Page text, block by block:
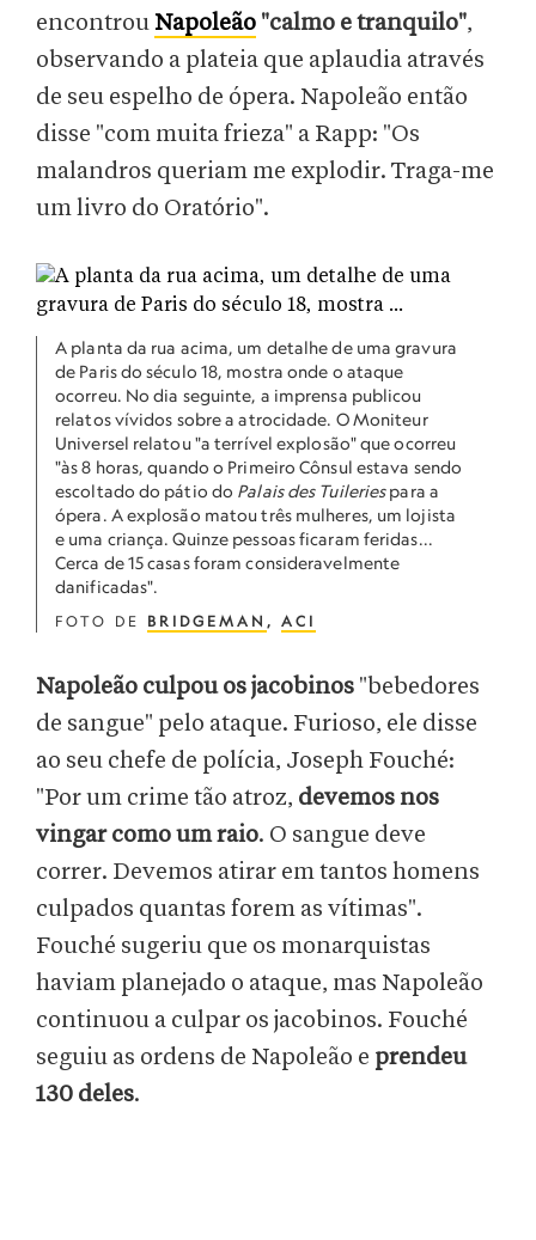
encontrou Napoleão "calmo e tranquilo",
observando a plateia que aplaudia através
de seu espelho de ópera. Napoleão então
disse "com muita frieza" a Rapp: "Os
malandros queriam me explodir. Traga-me
um livro do Oratório".
A planta da rua acima, um detalhe de uma gravura
de Paris do século 18, mostra onde o ataque
ocorreu. No dia seguinte, a imprensa publicou
relatos vívidos sobre a atrocidade. O Moniteur
Universel relatou "a terrível explosão" que ocorreu
"às 8 horas, quando o Primeiro Cônsul estava sendo
escoltado do pátio do Palais des Tuileriespara a
ópera. A explosão matou três mulheres, um lojista
e uma criança. Quinze pessoas ficaram feridas...
Cerca de 15 casas foram consideravelmente
danificadas".
FOTO DE BRIDGEMAN , ACI
Napoleão culpou os jacobinos "bebedores
de sangue" pelo ataque. Furioso, ele disse
ao seu chefe de polícia, Joseph Fouché:
"Por um crime tão atroz, devemos nos
vingar como um raio. O sangue deve
correr. Devemos atirar em tantos homens
culpados quantas forem as vítimas".
Fouché sugeriu que os monarquistas
haviam planejado o ataque, mas Napoleão
continuou a culpar os jacobinos. Fouché
seguiu as ordens de Napoleão e prendeu
130 deles.